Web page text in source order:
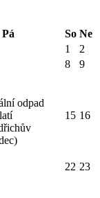
Pá So Ne
1
2
8 9
odpad
15 16
22 23